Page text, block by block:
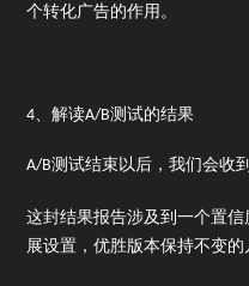
个转化广告的作用。
4、解读A/B测试的结果
A/B测试结束以后，我们会收
这封结果报告涉及到一个置
展设置，优胜版本保持不变的